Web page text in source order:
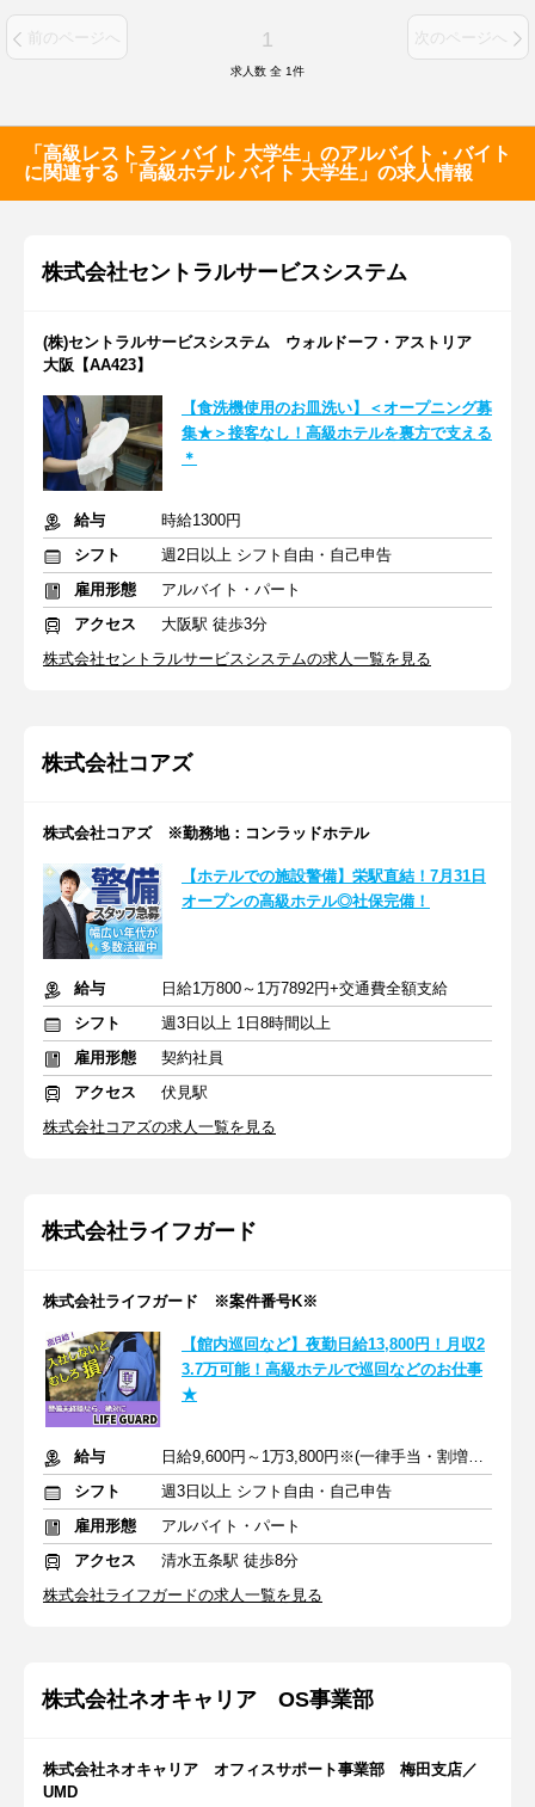
前のページへ 1 次のページへ
求人数 全 1件
「高級レストラン バイト 大学生」のアルバイト・バイト
に関連する「高級ホテル バイト 大学生」の求人情報
株式会社セントラルサービスシステム
(株)セントラルサービスシステム ウォルドーフ・アストリア
大阪【AA423】
【食洗機使用のお皿洗い】＜オープニング募
集★＞接客なし！高級ホテルを裏方で支える
＊
給与
時給1300円
シフト
週2日以上 シフト自由・自己申告
雇用形態
アルバイト・パート
アクセス
大阪駅 徒歩3分
株式会社セントラルサービスシステムの求人一覧を見る
株式会社コアズ
株式会社コアズ ※勤務地：コンラッドホテル
【ホテルでの施設警備】栄駅直結！7月31日
オープンの高級ホテル◎社保完備！
給与
日給1万800～1万7892円+交通費全額支給
シフト
週3日以上 1日8時間以上
雇用形態
契約社員
アクセス
伏見駅
株式会社コアズの求人一覧を見る
株式会社ライフガード
株式会社ライフガード ※案件番号K※
【館内巡回など】夜勤日給13,800円！月収2
3.7万可能！高級ホテルで巡回などのお仕事
★
給与
日給9,600円～1万3,800円※(一律手当・割増を含む)
シフト
週3日以上 シフト自由・自己申告
雇用形態
アルバイト・パート
アクセス
清水五条駅 徒歩8分
株式会社ライフガードの求人一覧を見る
株式会社ネオキャリア OS事業部
株式会社ネオキャリア オフィスサポート事業部 梅田支店／
UMD